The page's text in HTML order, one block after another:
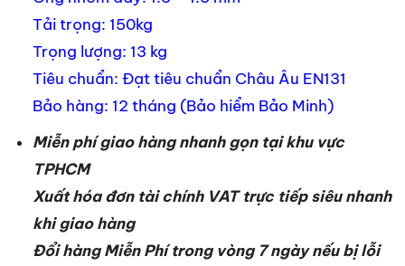
Tải trọng: 150kg
Trọng lượng: 13 kg
Tiêu chuẩn: Đạt tiêu chuẩn Châu Âu EN131
Bảo hàng: 12 tháng (Bảo hiểm Bảo Minh)
Miễn phí giao hàng nhanh gọn tại khu vực
TPHCM
Xuất hóa đơn tài chính VAT trực tiếp siêu nhanh
khi giao hàng
Đổi hàng Miễn Phí trong vòng 7 ngày nếu bị lỗi